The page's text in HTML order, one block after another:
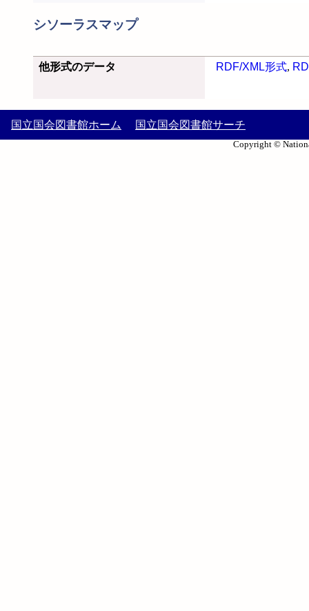
シソーラスマップ
他形式のデータ RDF/XML形式,
国立国会図書館ホーム 国立国会図書館サーチ
Copyright ©